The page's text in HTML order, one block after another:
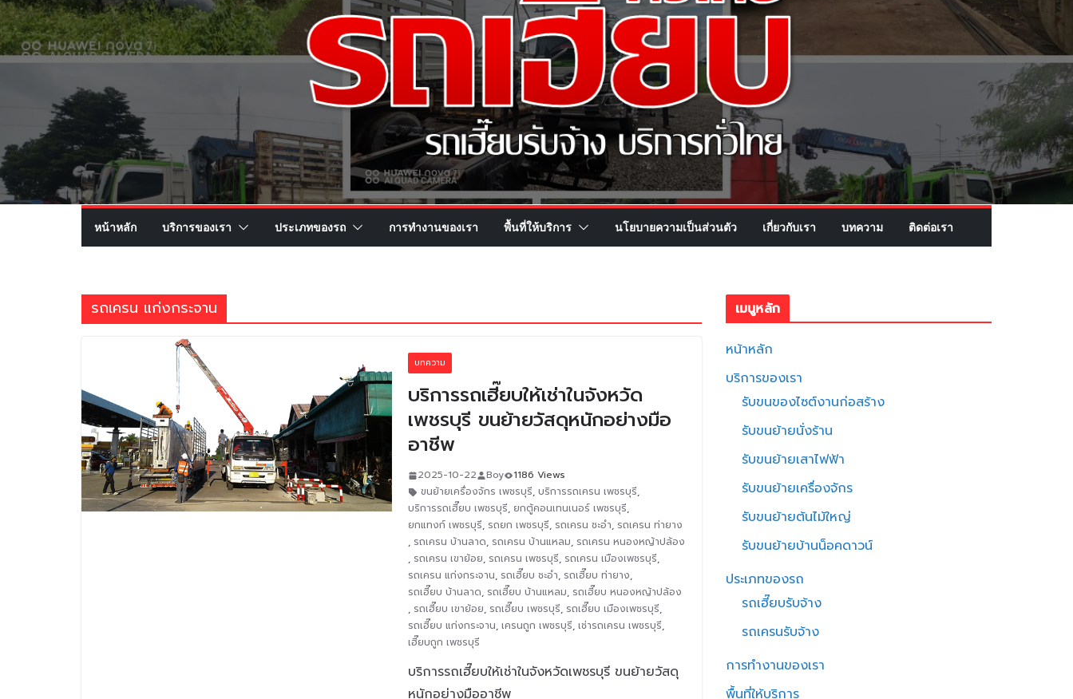
หน้าหลัก บริการของเรา ประเภทของรถ การทำงานของเรา พื้นที่ให้บริการ นโยบายความเป็นส่วนตัว เกี่ยวกับเรา บทความ ติดต่อเรา
รถเครน แก่งกระจาน
บทความ
บริการรถเฮี๊ยบให้เช่าในจังหวัด
เพชรบุรี ขนย้ายวัสดุหนักอย่างมือ
อาชีพ
2025-10-22 Boy
1186 Views
ขนย้ายเครื่องจักร เพชรบุรี, บริการรถเครน เพชรบุรี,
บริการรถเฮี๊ยบ เพชรบุรี, ยกตู้คอนเทนเนอร์ เพชรบุรี,
ยกแทงก์ เพชรบุรี, รถยก เพชรบุรี, รถเครน ชะอำ, รถเครน ท่ายาง
, รถเครน บ้านลาด, รถเครน บ้านแหลม, รถเครน หนองหญ้าปล้อง
, รถเครน เขาย้อย, รถเครน เพชรบุรี, รถเครน เมืองเพชรบุรี,
รถเครน แก่งกระจาน, รถเฮี๊ยบ ชะอำ, รถเฮี๊ยบ ท่ายาง,
รถเฮี๊ยบ บ้านลาด, รถเฮี๊ยบ บ้านแหลม, รถเฮี๊ยบ หนองหญ้าปล้อง
, รถเฮี๊ยบ เขาย้อย, รถเฮี๊ยบ เพชรบุรี, รถเฮี๊ยบ เมืองเพชรบุรี,
รถเฮี๊ยบ แก่งกระจาน, เครนถูก เพชรบุรี, เช่ารถเครน เพชรบุรี,
เฮี๊ยบถูก เพชรบุรี
บริการรถเฮี๊ยบให้เช่าในจังหวัดเพชรบุรี ขนย้ายวัสดุ
หนักอย่างมืออาชีพ
เมนูหลัก
หน้าหลัก
บริการของเรา
รับขนของไซต์งานก่อสร้าง
รับขนย้ายนั่งร้าน
รับขนย้ายเสาไฟฟ้า
รับขนย้ายเครื่องจักร
รับขนย้ายต้นไม้ใหญ่
รับขนย้ายบ้านน็อคดาวน์
ประเภทของรถ
รถเฮี๊ยบรับจ้าง
รถเครนรับจ้าง
การทำงานของเรา
พื้นที่ให้บริการ